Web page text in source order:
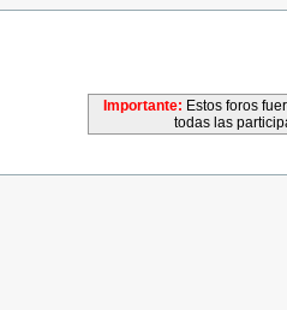
Importante: Estos foros
todas las